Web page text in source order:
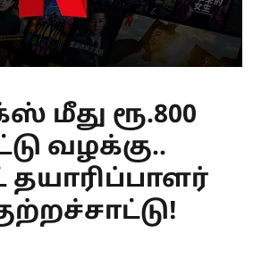
மீது ரூ.800
வழக்கு..
தயாரிப்பாளர்